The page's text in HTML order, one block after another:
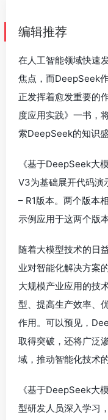
编辑推荐
在人工智能领域快速
焦点，而DeepSeek
正发挥着愈发重要的
度应用实践》一书，
索DeepSeek的知识盛
《基于DeepSeek大
V3为基础展开代码演
– R1版本。两个版本
示例应用于这两个版
随着大模型技术的日
业对智能化解决方案
大规模产业应用的技
型、提高生产效率、
作用。可以预见，
取得突破，还将广泛
域，推动智能化技术
《基于DeepSeek大
型研发人员深入学习